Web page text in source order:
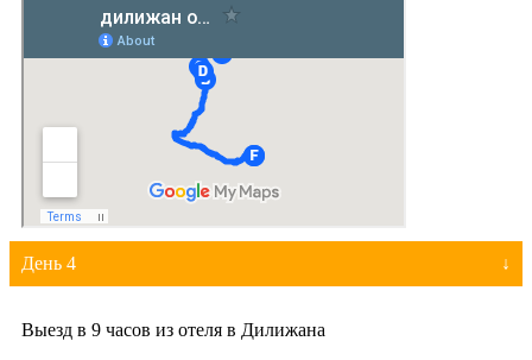
День 4
Выезд в 9 часов из отеля в Дилижана